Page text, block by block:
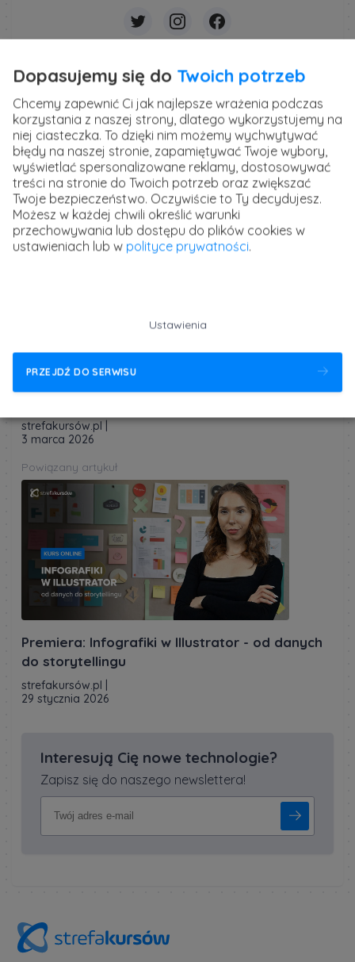
Opublikowane 20 lutego 2026 r. w kategorii:
Projektowanie
strefakursów.pl
kursy i szkolenia online
Powiązany artykuł
strefakursów.pl|
3 marca 2026
Powiązany artykuł
Premiera: Infografiki w Illustrator - od danych
do storytellingu
strefakursów.pl
29 stycznia 2026
Interesują Cię nowe technologie?
Zapisz się do naszego newslettera!
Dopasujemy się do Twoich potrzeb
Chcemy zapewnić Ci jak najlepsze wrażenia podczas
korzystania z naszej strony, dlatego wykorzystujemy na
niej ciasteczka. To dzięki nim możemy wychwytywać
błędy na naszej stronie, zapamiętywać Twoje wybory,
wyświetlać spersonalizowane reklamy, dostosowywać
treści na stronie do Twoich potrzeb oraz zwiększać
Twoje bezpieczeństwo. Oczywiście to Ty decydujesz.
Możesz w każdej chwili określić warunki
przechowywania lub dostępu do plików cookies w
ustawieniach lub w polityce prywatności.
Ustawienia
PRZEJDŹ DO SERWISU